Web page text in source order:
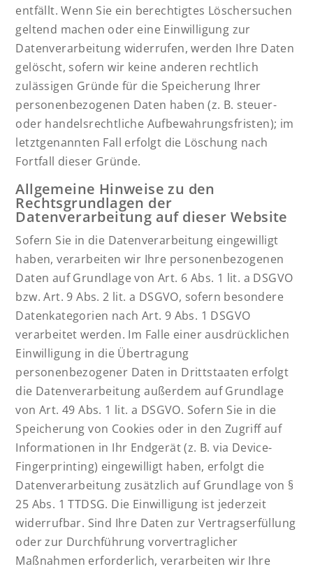
entfällt. Wenn Sie ein berechtigtes Löschersuchen
geltend machen oder eine Einwilligung zur
Datenverarbeitung widerrufen, werden Ihre Daten
gelöscht, sofern wir keine anderen rechtlich
zulässigen Gründe für die Speicherung Ihrer
personenbezogenen Daten haben (z. B. steuer-
oder handelsrechtliche Aufbewahrungsfristen); im
letztgenannten Fall erfolgt die Löschung nach
Fortfall dieser Gründe.
Allgemeine Hinweise zu den
Rechtsgrundlagen der
Datenverarbeitung auf dieser Website
Sofern Sie in die Datenverarbeitung eingewilligt
haben, verarbeiten wir Ihre personenbezogenen
Daten auf Grundlage von Art. 6 Abs. 1 lit. a DSGVO
bzw. Art. 9 Abs. 2 lit. a DSGVO, sofern besondere
Datenkategorien nach Art. 9 Abs. 1 DSGVO
verarbeitet werden. Im Falle einer ausdrücklichen
Einwilligung in die Übertragung
personenbezogener Daten in Drittstaaten erfolgt
die Datenverarbeitung außerdem auf Grundlage
von Art. 49 Abs. 1 lit. a DSGVO. Sofern Sie in die
Speicherung von Cookies oder in den Zugriff auf
Informationen in Ihr Endgerät (z. B. via Device-
Fingerprinting) eingewilligt haben, erfolgt die
Datenverarbeitung zusätzlich auf Grundlage von §
25 Abs. 1 TTDSG. Die Einwilligung ist jederzeit
widerrufbar. Sind Ihre Daten zur Vertragserfüllung
oder zur Durchführung vorvertraglicher
Maßnahmen erforderlich, verarbeiten wir Ihre